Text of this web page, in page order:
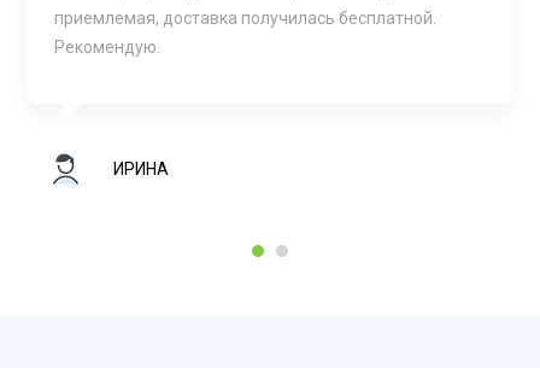
приемлемая, доставка получилась бесплатной.
Рекомендую.
ИРИНА
1 2